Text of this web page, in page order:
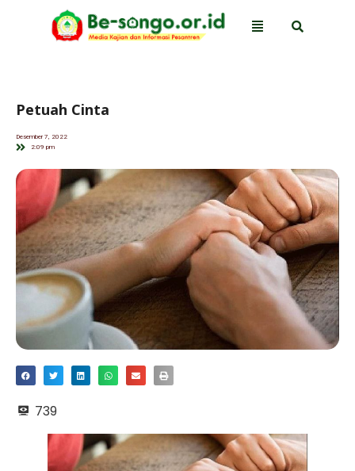
Petuah Cinta
Desember 7, 2022
2:09 pm
739